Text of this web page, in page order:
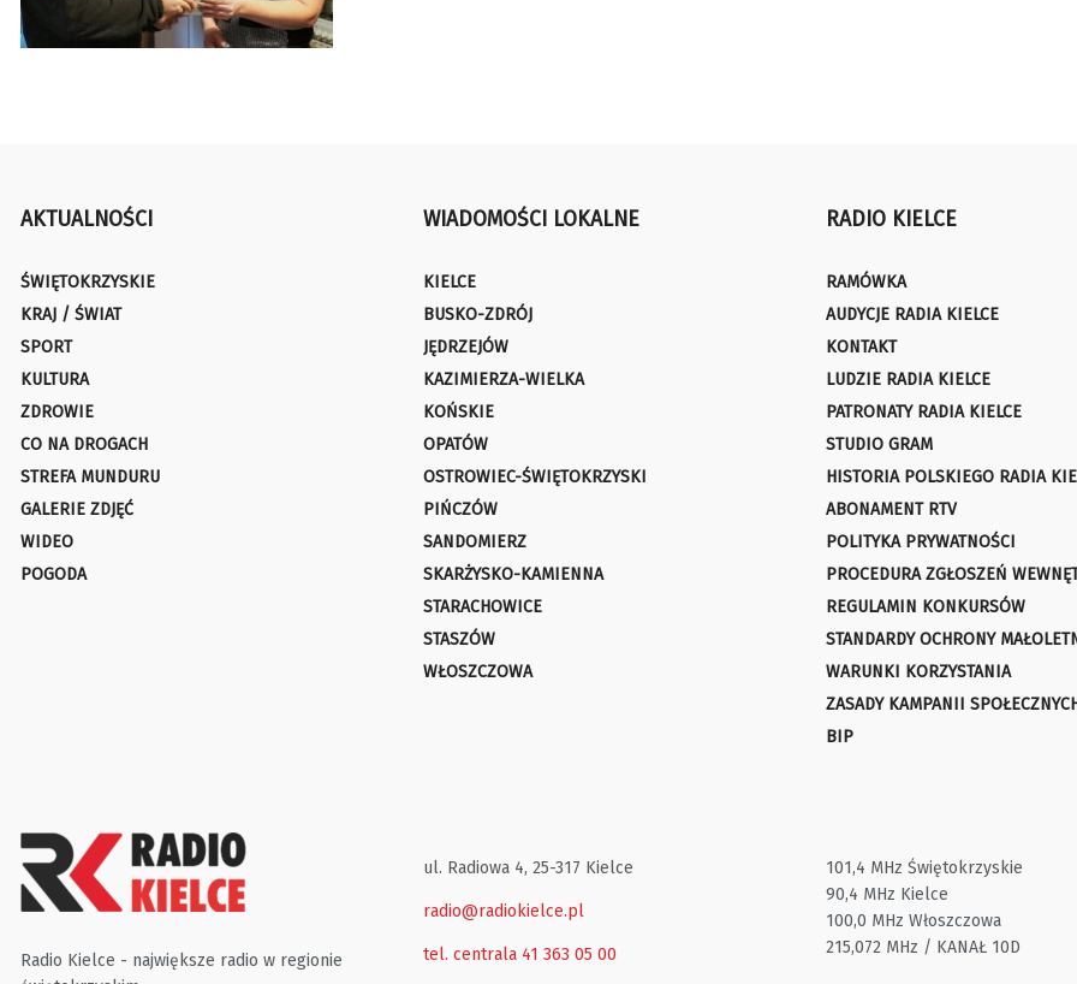
AKTUALNOŚCI
ŚWIĘTOKRZYSKIE
KRAJ / ŚWIAT
SPORT
KULTURA
ZDROWIE
CO NA DROGACH
STREFA MUNDURU
GALERIE ZDJĘĆ
WIDEO
POGODA
WIADOMOŚCI LOKALNE
KIELCE
BUSKO-ZDRÓJ
JĘDRZEJÓW
KAZIMIERZA-WIELKA
KOŃSKIE
OPATÓW
OSTROWIEC-ŚWIĘTOKRZYSKI
PIŃCZÓW
SANDOMIERZ
SKARŻYSKO-KAMIENNA
STARACHOWICE
STASZÓW
WŁOSZCZOWA
RADIO KIELCE
RAMÓWKA
AUDYCJE RADIA KIELCE
KONTAKT
LUDZIE RADIA KIELCE
PATRONATY RADIA KIELCE
STUDIO GRAM
HISTORIA POLSKIEGO RADIA
ABONAMENT RTV
POLITYKA PRYWATNOŚCI
PROCEDURA ZGŁOSZEŃ
REGULAMIN KONKURSÓW
STANDARDY OCHRONY
WARUNKI KORZYSTANIA
ZASADY KAMPANII
BIP
Radio Kielce - największe radio w regionie
ul. Radiowa 4, 25-317 Kielce
radio@radiokielce.pl
tel. centrala 41 363 05 00
101,4 MHz Świętokrzyskie
90,4 MHz Kielce
100,0 MHz Włoszczowa
215,072 MHz / KANAŁ 10D